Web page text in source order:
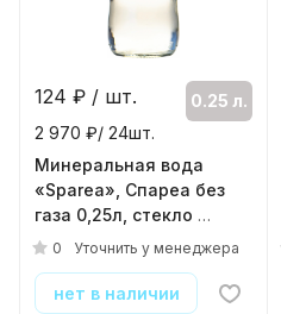
124 ₽ / шт.
0.25 л.
2 970 ₽/ 24шт.
Минеральная вода
«Sparea», Спареа без
газа 0,25л, стекло
( 24шт./уп. )
0 Уточнить у менеджера
нет в наличии